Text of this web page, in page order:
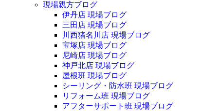
現場親方ブログ
伊丹店 現場ブログ
三田店 現場ブログ
川西猪名川店 現場ブログ
宝塚店 現場ブログ
尼崎店 現場ブログ
神戸北店 現場ブログ
屋根班 現場ブログ
シーリング・防水班 現場ブログ
リフォーム班 現場ブログ
アフターサポート班 現場ブログ